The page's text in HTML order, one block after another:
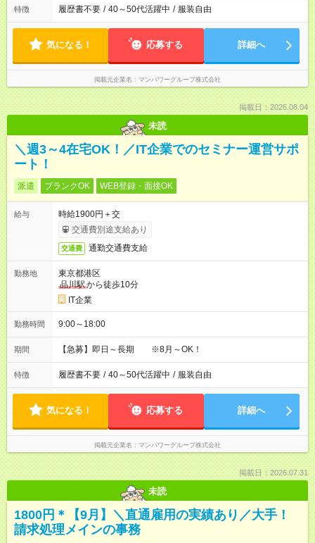
特徴 履歴書不要 / 40～50代活躍中 / 服装自由
気になる！ 応募する 詳細へ
掲載元企業名 マンパワーグループ株式会社
掲載日：2026.08.04
未読
＼週3～4在宅OK！／IT企業でのセミナー運営サポ
ート！
派遣 ブランクOK WEB登録・面接OK
給与
時給1900円＋交
交通費別途支給あり
交通費 通勤交通費支給
勤務地
東京都港区
品川駅から徒歩10分
IT企業
勤務時間 9:00～18:00
期間 【急募】即日～長期 ※8月～OK！
特徴 履歴書不要 / 40～50代活躍中 / 服装自由
気になる！ 応募する 詳細へ
掲載元企業名 マンパワーグループ株式会社
掲載日：2026.07.31
未読
1800円＊【9月】＼直通雇用の実績あり／大手！
請求処理メインの事務